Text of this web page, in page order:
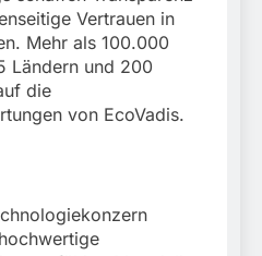
Vertrauen in
Mehr als 100.000
Ländern und 200
die
von EcoVadis.